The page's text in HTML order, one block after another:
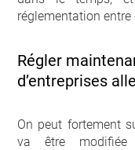
réglementation entre
Régler
d’entreprises
On peut fortement
va être